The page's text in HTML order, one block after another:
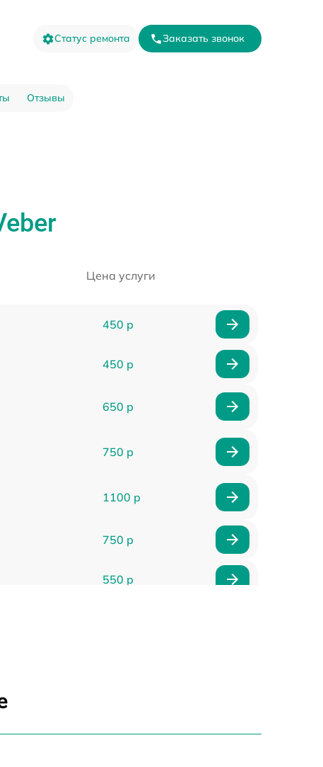
Статус ремонта Заказать звонок
Отзывы
Цена услуги
450 р
450 р
650 р
750 р
1100 р
750 р
550 р
590 р